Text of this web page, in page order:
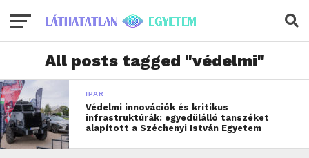
All posts tagged "védelmi"
IPAR
Védelmi innovációk és kritikus
infrastruktúrák: egyedülálló tanszéket
alapított a Széchenyi István Egyetem